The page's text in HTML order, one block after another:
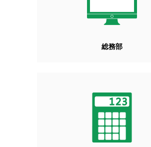
総務部